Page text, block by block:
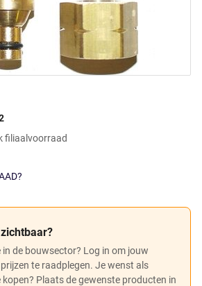
filiaalvoorraad
de bouwsector? Log in om jouw
te raadplegen. Je wenst als
Plaats de gewenste producten in